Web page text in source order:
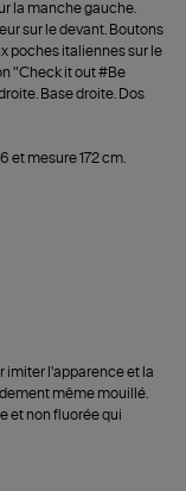
la manche gauche.
sur le devant. Boutons
poches italiennes sur le
"Check it out #Be
Base droite. Dos
et mesure 172 cm.
imiter l'apparence et la
même mouillé.
et non fluorée qui